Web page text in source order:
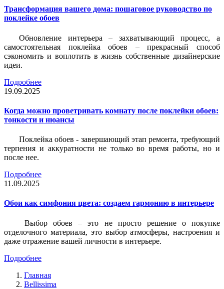
Трансформация вашего дома: пошаговое руководство по
поклейке обоев
Обновление интерьера – захватывающий процесс, а
самостоятельная поклейка обоев – прекрасный способ
сэкономить и воплотить в жизнь собственные дизайнерские
идеи.
Подробнее
19.09.2025
Когда можно проветривать комнату после поклейки обоев:
тонкости и нюансы
Поклейка обоев - завершающий этап ремонта, требующий
терпения и аккуратности не только во время работы, но и
после нее.
Подробнее
11.09.2025
Обои как симфония цвета: создаем гармонию в интерьере
Выбор обоев – это не просто решение о покупке
отделочного материала, это выбор атмосферы, настроения и
даже отражение вашей личности в интерьере.
Подробнее
Главная
Bellissima